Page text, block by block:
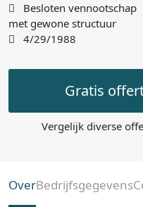
Besloten vennootschap
met gewone structuur
4/29/1988
Gratis
Vergelijk diverse
OverBedrijfsgegevens